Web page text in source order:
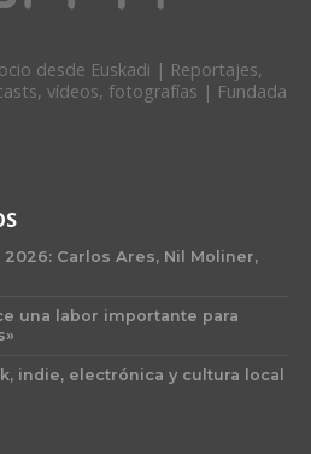
desde Euskadi | Reportajes,
vídeos, fotografías | Fundada
2026: Carlos Ares, Nil Moliner,
una labor importante para
indie, electrónica y cultura local